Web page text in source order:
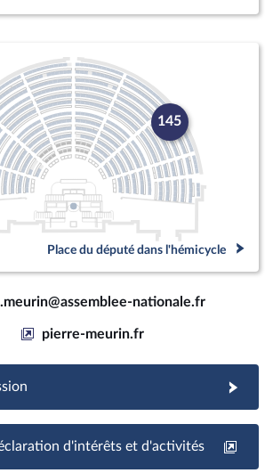
145
Place du député dans l'hémicycle
nationale.fr
pierre-meurin.fr
d'intérêts et d'activités